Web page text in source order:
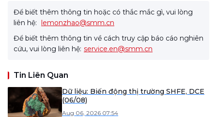
Để biết thêm thông tin hoặc có thắc mắc gì, vui lòng
liên hệ: lemonzhao@smm.cn
Để biết thêm thông tin về cách truy cập báo cáo nghiên
cứu, vui lòng liên hệ: service.en@smm.cn
Tin Liên Quan
Dữ liệu: Biến động thị trường SHFE, DCE
(06/08)
Aug 06, 2026 07:54